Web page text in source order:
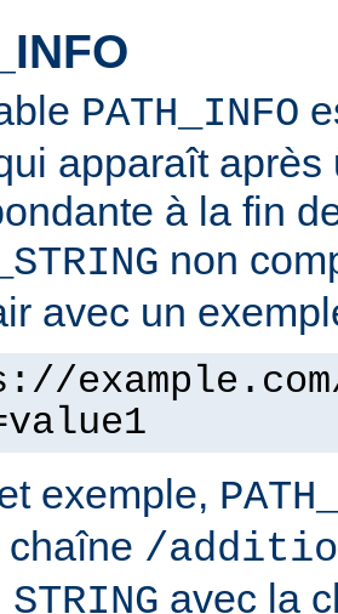
PATH_INFO
apparaît après
à la fin
non
avec un
exemple,
/
avec la